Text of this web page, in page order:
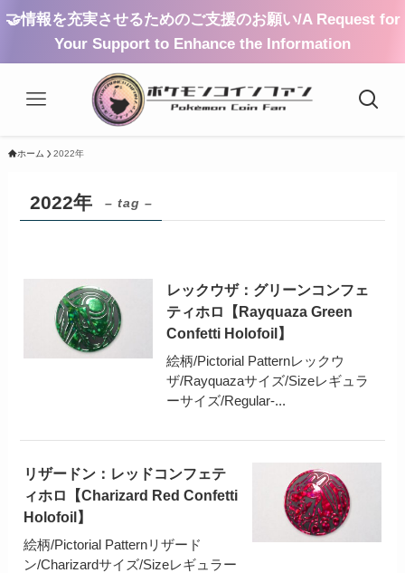
🤝情報を充実させるためのご支援のお願い/A Request for
Your Support to Enhance the Information
ホーム 2022年
2022年 – tag –
レックウザ：グリーンコンフェ
ティホロ【Rayquaza Green
Confetti Holofoil】
絵柄/Pictorial Patternレックウ
ザ/Rayquazaサイズ/Sizeレギュラ
ーサイズ/Regular-...
リザードン：レッドコンフェテ
ィホロ【Charizard Red Confetti
Holofoil】
絵柄/Pictorial Patternリザード
ン/Charizardサイズ/Sizeレギュラー